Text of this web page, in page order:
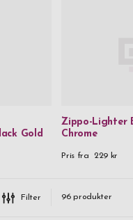
Gold
Zippo-Lighter
Chrome
Pris fra 229 kr
Filter 96produkter